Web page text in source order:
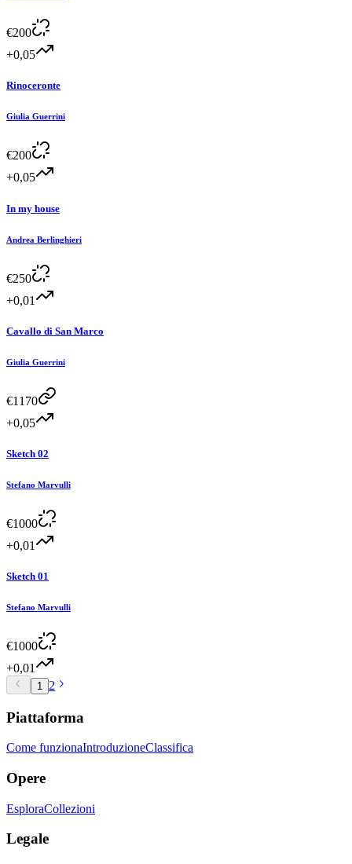
€200
+0,05
Rinoceronte
Giulia Guerrini
€200
+0,05
In my house
Andrea Berlinghieri
€250
+0,01
Cavallo di San Marco
Giulia Guerrini
€1170
+0,05
Sketch 02
Stefano Marvulli
€1000
+0,01
Sketch 01
Stefano Marvulli
€1000
+0,01
1 2
Piattaforma
Come funzionaIntroduzioneClassifica
Opere
EsploraCollezioni
Legale